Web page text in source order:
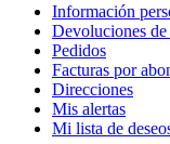
Información
Devoluciones de
Pedidos
Facturas por
Direcciones
Mis alertas
Mi lista de